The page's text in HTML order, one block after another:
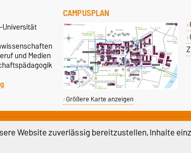
und Medien
CAMPUSPLAN
Größere Karte anzeigen
Website zuverlässig bereitzustellen, Inhalte